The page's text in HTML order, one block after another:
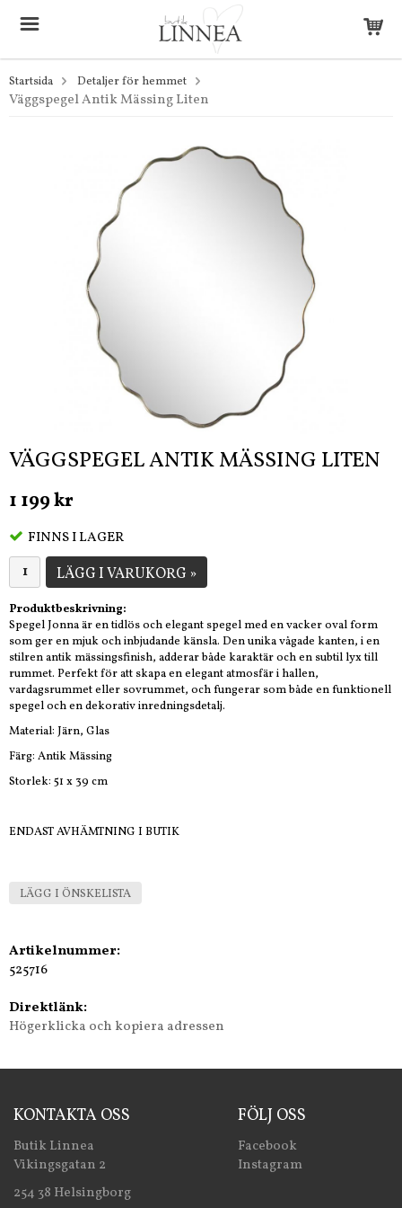
Startsida Detaljer för hemmet
Väggspegel Antik Mässing Liten
VÄGGSPEGEL ANTIK MÄSSING LITEN
1 199 kr
FINNS I LAGER
LÄGG I VARUKORG »
Produktbeskrivning:
Spegel Jonna är en tidlös och elegant spegel med en vacker oval form
som ger en mjuk och inbjudande känsla. Den unika vågade kanten, i en
stilren antik mässingsfinish, adderar både karaktär och en subtil lyx till
rummet. Perfekt för att skapa en elegant atmosfär i hallen,
vardagsrummet eller sovrummet, och fungerar som både en funktionell
spegel och en dekorativ inredningsdetalj.
Material: Järn, Glas
Färg: Antik Mässing
Storlek: 51 x 39 cm
ENDAST AVHÄMTNING I BUTIK
LÄGG I ÖNSKELISTA
Artikelnummer:
525716
Direktlänk:
Högerklicka och kopiera adressen
KONTAKTA OSS
Butik Linnea
Vikingsgatan 2
254 38 Helsingborg
FÖLJ OSS
Facebook
Instagram